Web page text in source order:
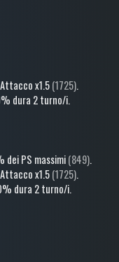
Attaccox1.5(1725).
dura 2 turno/i.
dei PS massimi(849).
Attaccox1.5(1725).
dura 2 turno/i.